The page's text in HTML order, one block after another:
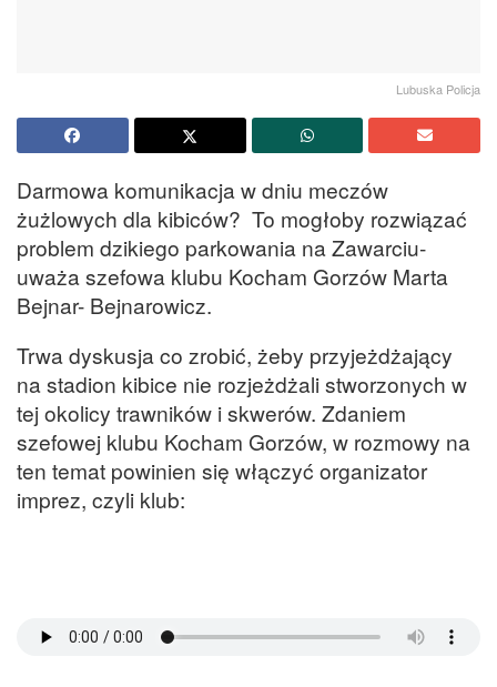
Lubuska Policja
Darmowa komunikacja w dniu meczów
żużlowych dla kibiców? To mogłoby rozwiązać
problem dzikiego parkowania na Zawarciu-
uważa szefowa klubu Kocham Gorzów Marta
Bejnar- Bejnarowicz.
Trwa dyskusja co zrobić, żeby przyjeżdżający
na stadion kibice nie rozjeżdżali stworzonych w
tej okolicy trawników i skwerów. Zdaniem
szefowej klubu Kocham Gorzów, w rozmowy na
ten temat powinien się włączyć organizator
imprez, czyli klub: